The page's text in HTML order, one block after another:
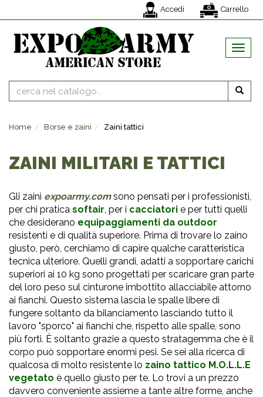
Accedi Carrello
MENU
Home Borse e zaini Zaini tattici
ZAINI MILITARI E TATTICI
Gli zaini expoarmy.comsono pensati per i professionisti,
per chi pratica softair, per i cacciatori e per tutti quelli
che desiderano equipaggiamenti da outdoor
resistenti e di qualità superiore. Prima di trovare lo zaino
giusto, però, cerchiamo di capire qualche caratteristica
tecnica ulteriore. Quelli grandi, adatti a sopportare carichi
superiori ai 10 kg sono progettati per scaricare gran parte
del loro peso sul cinturone imbottito allacciabile attorno
ai fianchi. Questo sistema lascia le spalle libere di
fungere soltanto da bilanciamento lasciando tutto il
lavoro "sporco" ai fianchi che, rispetto alle spalle, sono
più forti. È soltanto grazie a questo stratagemma che è il
corpo può sopportare enormi pesi. Se sei alla ricerca di
qualcosa di molto resistente lo zaino tattico M.O.L.L.E
vegetato è quello giusto per te. Lo trovi a un prezzo
davvero conveniente assieme a tante altre forme, anche